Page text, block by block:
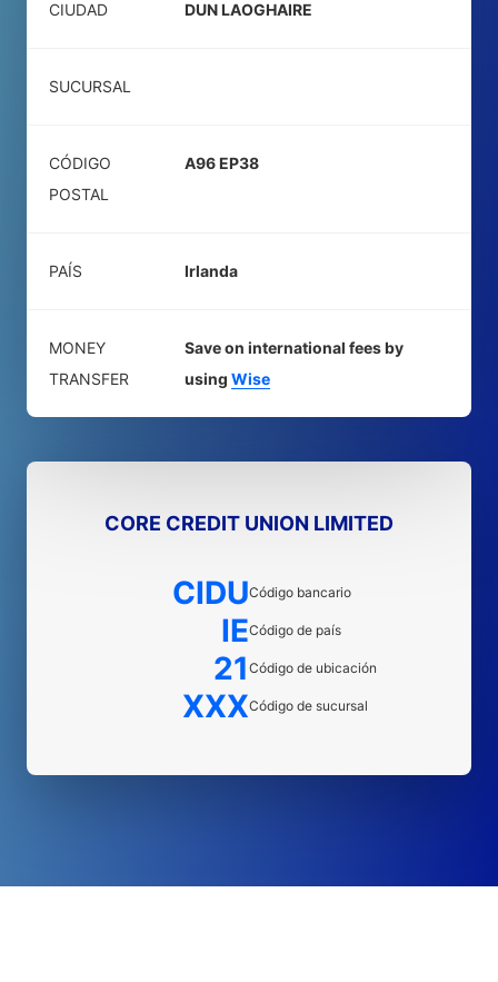
CIUDAD DUN LAOGHAIRE
SUCURSAL
CÓDIGO
POSTAL
A96 EP38
PAÍS Irlanda
MONEY
TRANSFER
Save on international fees by
using Wise
CORE CREDIT UNION LIMITED
CIDUCódigo bancario
IECódigo de país
21 Código de ubicación
XXXCódigo de sucursal